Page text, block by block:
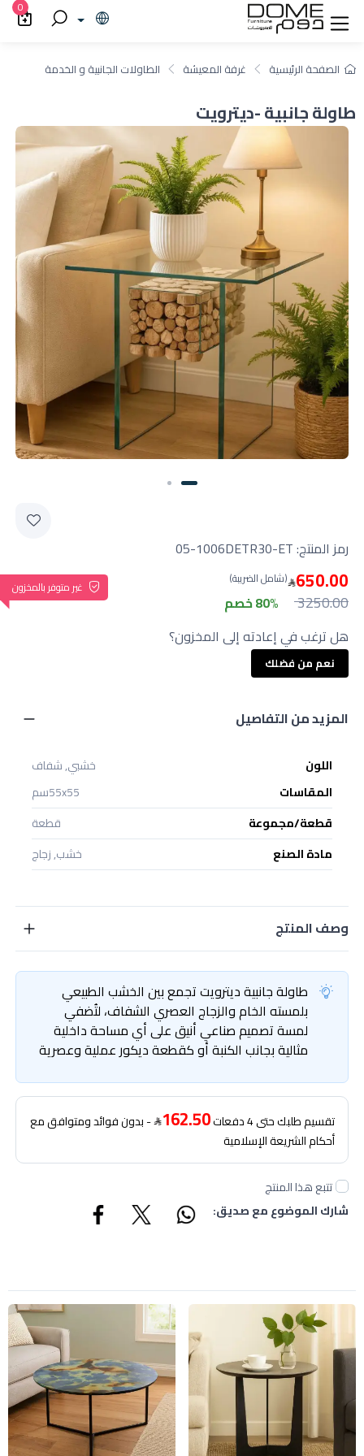
0
الصفحة الرئيسية غرفة المعيشة الطاولات الجانبية و الخدمة
طاولة جانبية -ديترويت
رمز المنتج:05-1006DETR30-ET
غير متوفر بالمخزون 650.00 (شامل الضريبة)
3250.00
80% خصم
هل ترغب في إعادته إلى المخزون؟
نعم من فضلك
المزيد من التفاصيل
اللون
خشبي, شفاف
المقاسات
55x55سم
قطعة/مجموعة
قطعة
مادة الصنع
خشب, زجاج
وصف المنتج
طاولة جانبية ديترويت تجمع بين الخشب الطبيعي
بلمسته الخام والزجاج العصري الشفاف، لتُضفي
لمسة تصميم صناعي أنيق على أي مساحة داخلية
مثالية بجانب الكنبة أو كقطعة ديكور عملية وعصرية
تقسيم طلبك حتى 4 دفعات 162.50 - بدون فوائد ومتوافق مع
أحكام الشريعة الإسلامية
تتبع هذا المنتج
شارك الموضوع مع صديق: